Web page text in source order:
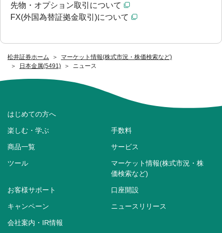
松井証券ホーム
マーケット情報(株式市況・株価検索など)
日本金属(5491)
ニュース
先物・オプション取引について
FX(外国為替証拠金取引)について
はじめての方へ
楽しむ・学ぶ 手数料
商品一覧 サービス
ツール
マーケット情報(株式市況・株
価検索など)
お客様サポート 口座開設
キャンペーン ニュースリリース
会社案内・IR情報